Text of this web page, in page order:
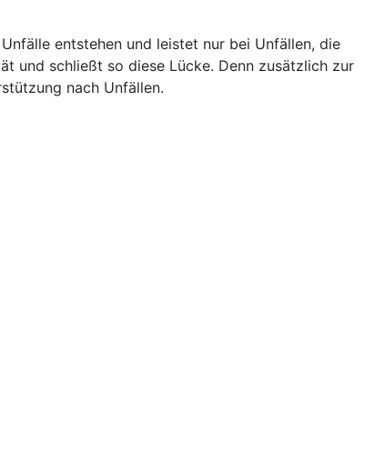
entstehen und leistet nur bei Unfällen, die
und schließt so diese Lücke. Denn zusätzlich zur
nach Unfällen.